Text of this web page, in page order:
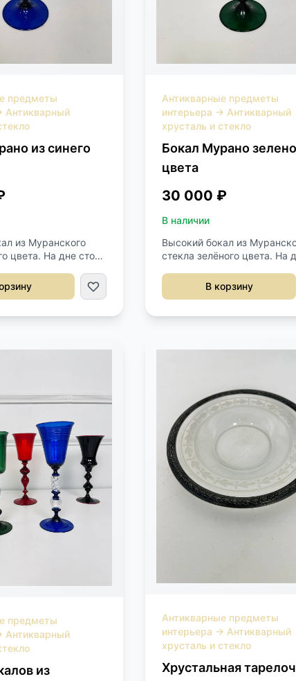
предметы
Антикварный
из синего
из Муранского
цвета. На дне стоит
Антикварные предметы
интерьера → Антикварный
хрусталь и стекло
Бокал Мурано
цвета
30 000 ₽
В наличии
Высокий бокал из
стекла зелёного цвета. На
В корзину
предметы
Антикварный
из
Антикварные предметы
интерьера → Антикварный
хрусталь и стекло
Хрустальная